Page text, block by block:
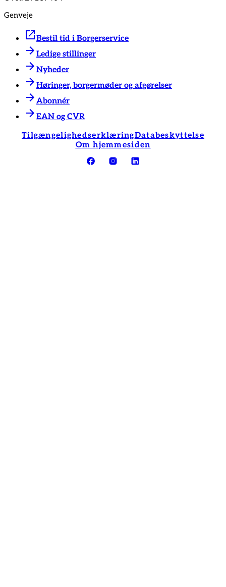
Genveje
Bestil tid i Borgerservice
Ledige stillinger
Nyheder
Høringer, borgermøder og afgørelser
Abonnér
EAN og CVR
TilgængelighedserklæringDatabeskyttelse
Om hjemmesiden